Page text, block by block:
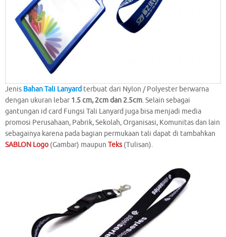
Jenis Bahan Tali Lanyard terbuat dari Nylon / Polyester berwarna
dengan ukuran lebar 1.5 cm, 2cm dan 2.5cm. Selain sebagai
gantungan id card Fungsi Tali Lanyard juga bisa menjadi media
promosi Perusahaan, Pabrik, Sekolah, Organisasi, Komunitas dan lain
sebagainya karena pada bagian permukaan tali dapat di tambahkan
SABLON Logo (Gambar) maupun Teks(Tulisan).